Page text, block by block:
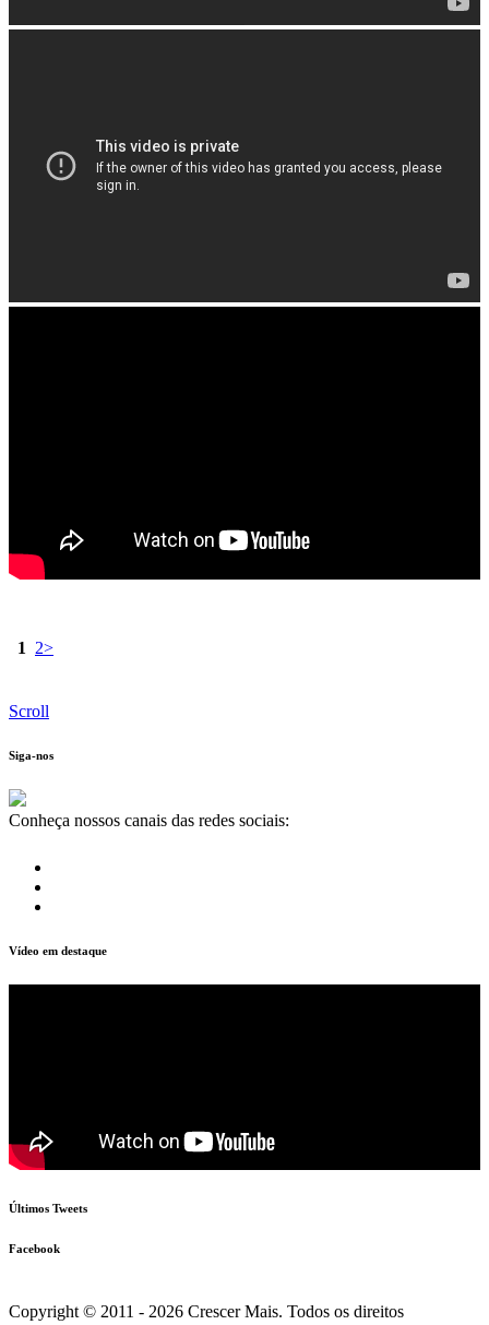
1 2>
Scroll
Siga-nos
Conheça nossos canais das redes sociais:
Vídeo em destaque
Últimos Tweets
Facebook
Copyright © 2011 - 2026 Crescer Mais. Todos os direitos